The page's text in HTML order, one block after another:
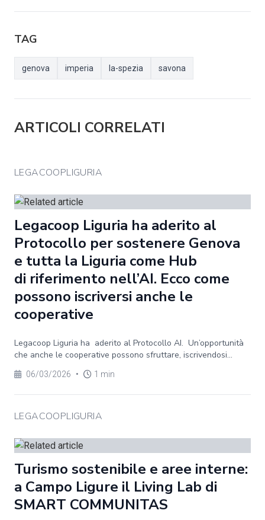
TAG
genova imperia la-spezia savona
ARTICOLI CORRELATI
LEGACOOPLIGURIA
Legacoop Liguria ha aderito al
Protocollo per sostenere Genova
e tutta la Liguria come Hub
di riferimento nell’AI. Ecco come
possono iscriversi anche le
cooperative
Legacoop Liguria ha aderito al Protocollo AI. Un’opportunità
che anche le cooperative possono sfruttare, iscrivendosi...
06/03/2026 • 1 min
LEGACOOPLIGURIA
Turismo sostenibile e aree interne:
a Campo Ligure il Living Lab di
SMART COMMUNITAS